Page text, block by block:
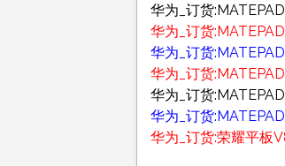
华为_订货
华为_订货
华为_订货
华为_订货
华为_订货
华为_订货
华为_订货:荣耀平板